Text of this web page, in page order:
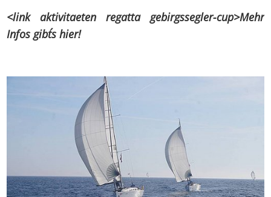
<link aktivitaeten regatta gebirgssegler-cup>Mehr
Infos gibt´s hier!